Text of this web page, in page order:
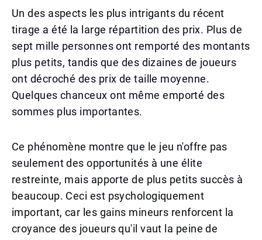
Un des aspects les plus intrigants du récent
tirage a été la large répartition des prix. Plus de
sept mille personnes ont remporté des montants
plus petits, tandis que des dizaines de joueurs
ont décroché des prix de taille moyenne.
Quelques chanceux ont même emporté des
sommes plus importantes.
Ce phénomène montre que le jeu n'offre pas
seulement des opportunités à une élite
restreinte, mais apporte de plus petits succès à
beaucoup. Ceci est psychologiquement
important, car les gains mineurs renforcent la
croyance des joueurs qu'il vaut la peine de